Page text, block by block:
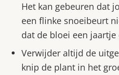
Het kan gebeuren dat
een flinke snoeibeurt
dat de bloei een jaartje
Verwijder altijd de
knip de plant in het